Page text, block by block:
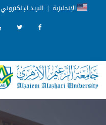
الإنجليزية | البريد الإلكتروني